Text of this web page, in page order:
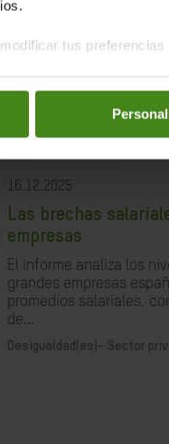
tus preferencias
16.12.2025
Las brechas
empresas
El informe analiza los
grandes empresas
promedios salariales,
de...
Desigualdad(es)- Sector